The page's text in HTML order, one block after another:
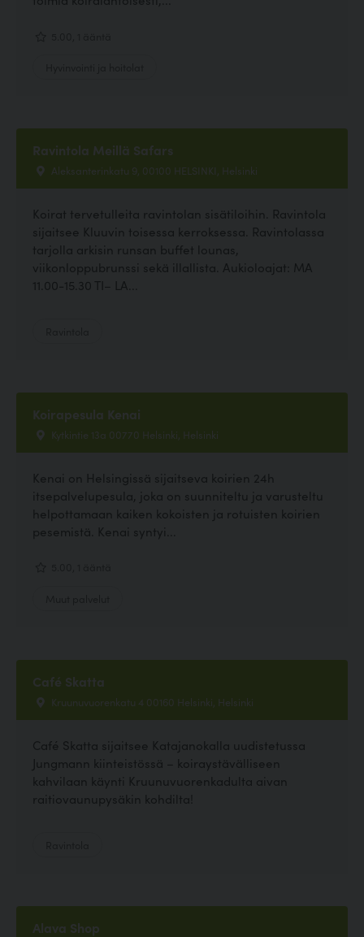
Ravintola Meillä Safars
Aleksanterinkatu 9, 00100 HELSINKI, Helsinki
Koirat tervetulleita ravintolan sisätiloihin. Ravintola
sijaitsee Kluuvin toisessa kerroksessa. Ravintolassa
tarjolla arkisin runsan buffet lounas,
viikonloppubrunssi sekä illallista. Aukioloajat: MA
11.00-15.30 TI– LA...
Koirapesula Kenai
Kytkintie 13a 00770 Helsinki, Helsinki
Kenai on Helsingissä sijaitseva koirien 24h
itsepalvelupesula, joka on suunniteltu ja varusteltu
helpottamaan kaiken kokoisten ja rotuisten koirien
pesemistä. Kenai syntyi...
Café Skatta
Kruunuvuorenkatu 4 00160 Helsinki, Helsinki
Café Skatta sijaitsee Katajanokalla uudistetussa
Jungmann kiinteistössä – koiraystävälliseen
kahvilaan käynti Kruunuvuorenkadulta aivan
raitiovaunupysäkin kohdilta!
Alava Shop